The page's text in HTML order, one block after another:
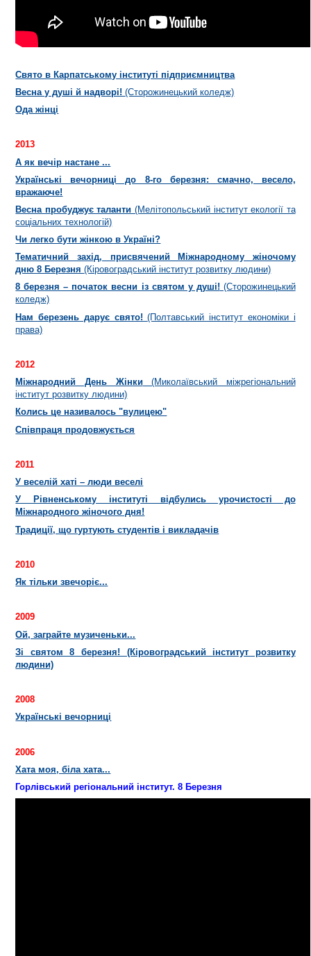
Свято в Карпатському інституті підприємництва
Весна у душі й надворі!(Сторожинецький коледж)
Ода жінці
2013
А як вечір настане ...
Українські вечорниці до 8-го березня: смачно, весело,
вражаюче!
Весна пробуджує таланти (Мелітопольський інститут екології та
соціальних технологій)
Чи легко бути жінкою в Україні?
Тематичний захід, присвячений Міжнародному жіночому
дню 8 Березня(Кіровоградський інститут розвитку людини)
8 березня – початок весни із святом у душі! (Сторожинецький
коледж)
Нам березень дарує свято!(Полтавський інститут економіки і
права)
2012
Міжнародний День Жінки(Миколаївський міжрегіональний
інститут розвитку людини)
Колись це називалось "вулицею"
Співпраця продовжується
2011
У веселій хаті – люди веселі
У Рівненському інституті відбулись урочистості до
Міжнародного жіночого дня!
Традиції, що гуртують студентів і викладачів
2010
Як тільки звечоріє...
2009
Ой, заграйте музиченьки...
Зі святом 8 березня! (Кіровоградський інститут розвитку
людини)
2008
Українські вечорниці
2006
Хата моя, біла хата...
Горлівський регіональний інститут. 8 Березня